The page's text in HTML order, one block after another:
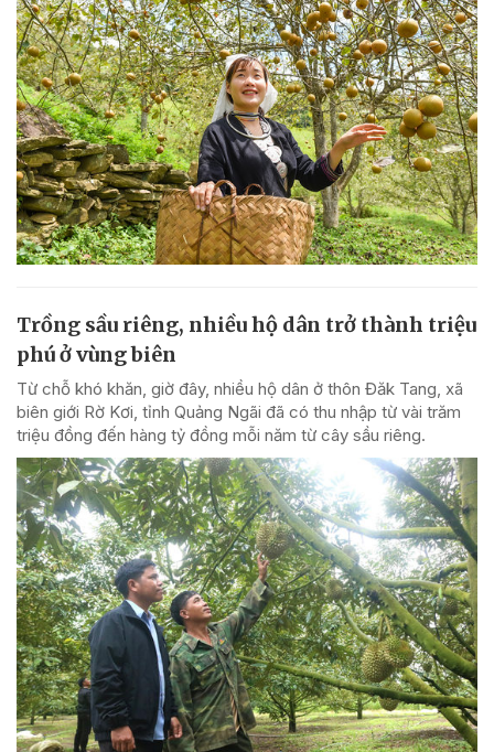
Trồng sầu riêng, nhiều hộ dân trở thành triệu
phú ở vùng biên
Từ chỗ khó khăn, giờ đây, nhiều hộ dân ở thôn Đăk Tang, xã
biên giới Rờ Kơi, tỉnh Quảng Ngãi đã có thu nhập từ vài trăm
triệu đồng đến hàng tỷ đồng mỗi năm từ cây sầu riêng.